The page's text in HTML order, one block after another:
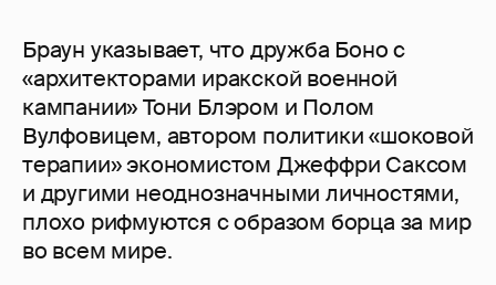
Браун указывает, что дружба Боно с
«архитекторами иракской военной
кампании» Тони Блэром и Полом
Вулфовицем, автором политики «шоковой
терапии» экономистом Джеффри Саксом
и другими неоднозначными личностями,
плохо рифмуются с образом борца за мир
во всем мире.